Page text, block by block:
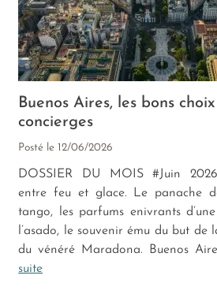
Buenos Aires, les bons
concierges
Posté le12/06/2026
DOSSIER DU MOIS #Juin
entre feu et glace. Le panache
tango, les parfums enivrants
l’asado, le souvenir ému du but de
du vénéré Maradona. Buenos
suite